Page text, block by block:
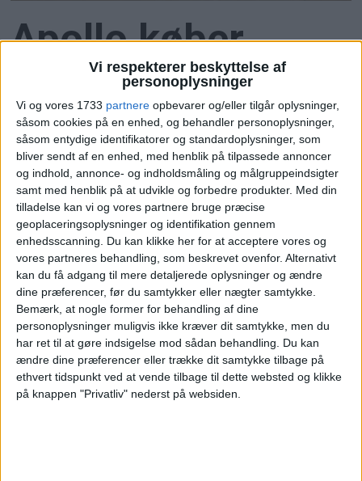
Vi respekterer beskyttelse af
personoplysninger
Vi og vores 1733 partnere opbevarer og/eller tilgår oplysninger,
såsom cookies på en enhed, og behandler personoplysninger,
såsom entydige identifikatorer og standardoplysninger, som
bliver sendt af en enhed, med henblik på tilpassede annoncer
og indhold, annonce- og indholdsmåling og målgruppeindsigter
samt med henblik på at udvikle og forbedre produkter. Med din
tilladelse kan vi og vores partnere bruge præcise
geoplaceringsoplysninger og identifikation gennem
enhedsscanning. Du kan klikke her for at acceptere vores og
vores partneres behandling, som beskrevet ovenfor. Alternativt
kan du få adgang til mere detaljerede oplysninger og ændre
dine præferencer, før du samtykker eller nægter samtykke.
Bemærk, at nogle former for behandling af dine
personoplysninger muligvis ikke kræver dit samtykke, men du
har ret til at gøre indsigelse mod sådan behandling.
Du kan
ændre dine præferencer eller trække dit samtykke tilbage på
ethvert tidspunkt ved at vende tilbage til dette websted og klikke
på knappen "Privatliv" nederst på websiden.
Apollo køber
Easyjet efter
budkamp
Apollo Global Management overtager Easyjet for
5,7 milliarder pund efter måneder med budkamp
om det britiske lavprisselskab.
Her kan du opleve total
solformørkelse
Atlanta er stadig verdens
travleste lufthavn